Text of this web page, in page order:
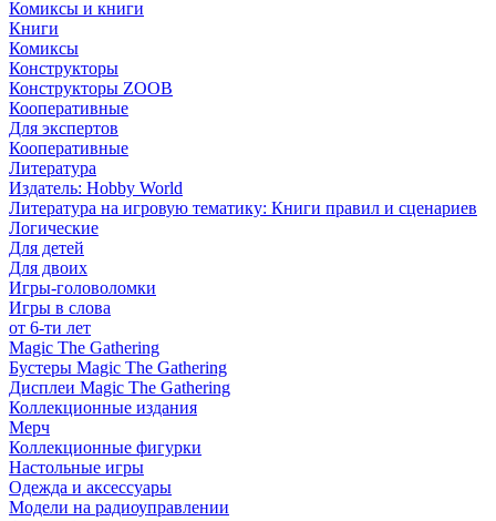
Комиксы и книги
Книги
Комиксы
Конструкторы
Конструкторы ZOOB
Кооперативные
Для экспертов
Кооперативные
Литература
Издатель: Hobby World
Литература на игровую тематику: Книги правил и сценариев
Логические
Для детей
Для двоих
Игры-головоломки
Игры в слова
от 6-ти лет
Magic The Gathering
Бустеры Magic The Gathering
Дисплеи Magic The Gathering
Коллекционные издания
Мерч
Коллекционные фигурки
Настольные игры
Одежда и аксессуары
Модели на радиоуправлении